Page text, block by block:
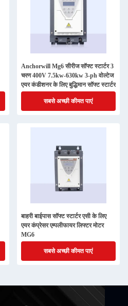
Anchorwill Mg6 सीरीज सॉफ्ट स्टार्टर 3
चरण 400V 7.5kw-630kw 3-ph वोल्टेज
एयर कंडीशनर के लिए बुद्धिमान सॉफ्ट स्टार्टर
सबसे अच्छी कीमत पाएं
बाहरी बाईपास सॉफ्ट स्टार्टर एसी के लिए
एयर कंप्रेसर एम्पलीफायर लिफ्टर मोटर
MG6
सबसे अच्छी कीमत पाएं